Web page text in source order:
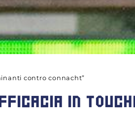
contro connacht”
IN